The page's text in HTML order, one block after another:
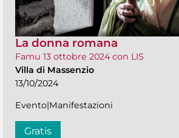
La donna romana
Famu 13 ottobre 2024 con LIS
Villa di Massenzio
13/10/2024
Evento|Manifestazioni
Gratis